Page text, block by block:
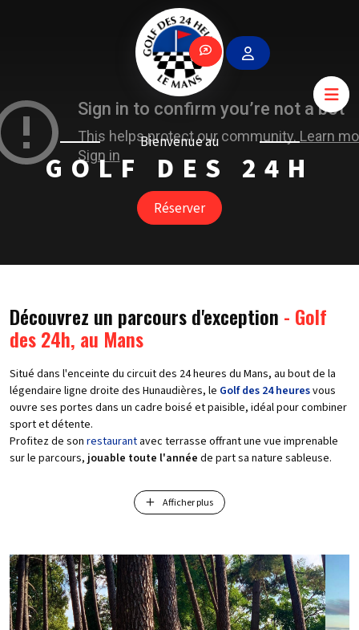
Bienvenue au
GOLF DES 24H
Réserver
Découvrez un parcours d'exception - Golf
des 24h, au Mans
Situé dans l'enceinte du circuit des 24 heures du Mans, au bout de la
légendaire ligne droite des Hunaudières, le Golf des 24 heuresvous
ouvre ses portes dans un cadre boisé et paisible, idéal pour combiner
sport et détente.
Profitez de son restaurant avec terrasse offrant une vue imprenable
sur le parcours,jouable toute l'année de part sa nature sableuse.
Engagé dans une démarche écologique, le golf gère efficacement sa
consommation d'eau, et limite l'utilisation de pesticides (
(70 enfants) et des cours adaptés pour les débutants comme pour les
joueurs confirmés.
Rejoignez une communauté de près de 600 adhérents et venez vivre
une expérience unique au cœur de la nature !
Afficher plus